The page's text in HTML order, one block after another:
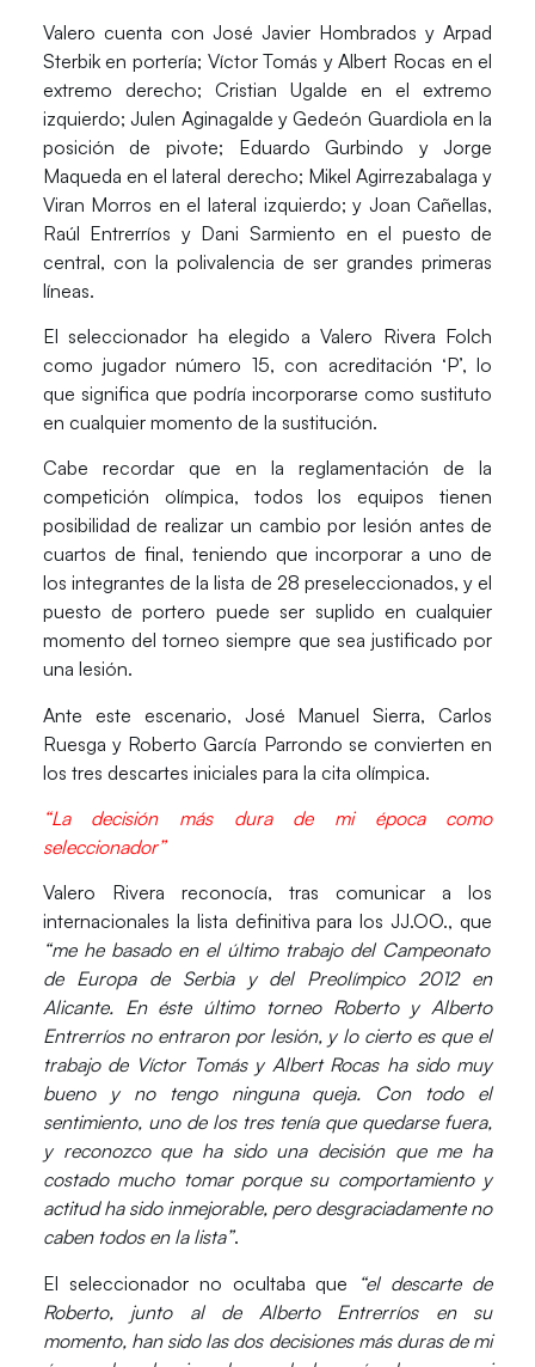
Valero cuenta con José Javier Hombrados yArpad
Sterbiken portería; Víctor Tomás yAlbert Rocas en el
extremo derecho; Cristian Ugalde en el extremo
izquierdo;Julen Aginagalde yGedeón Guardiola en la
posición de pivote; Eduardo Gurbindo yJorge
Maqueda en el lateral derecho; Mikel Agirrezabalaga y
Viran Morros en el lateral izquierdo; y Joan Cañellas,
Raúl Entrerríos y Dani Sarmiento en el puesto de
central, con la polivalencia de ser grandes primeras
líneas.
El seleccionador ha elegido aValero Rivera Folch
como jugador número 15, con acreditación ‘P’, lo
que significa que podría incorporarse como sustituto
en cualquier momento de la sustitución.
Cabe recordar que en la reglamentación de la
competición olímpica, todos los equipos tienen
posibilidad de realizar un cambio por lesión antes de
cuartos de final, teniendo que incorporar a uno de
los integrantes de la lista de 28 preseleccionados, y el
puesto de portero puede ser suplido en cualquier
momento del torneo siempre que sea justificado por
una lesión.
Ante este escenario, José Manuel Sierra,Carlos
Ruesga y Roberto García Parrondo se convierten en
los tres descartes iniciales para la cita olímpica.
“La decisión más dura de mi época como
seleccionador”
Valero Rivera reconocía, tras comunicar a los
internacionales la lista definitiva para los JJ.OO., que
“me he basado en el último trabajo del Campeonato
de Europa de Serbia y del Preolímpico 2012 en
Alicante. En éste último torneo Roberto y Alberto
Entrerríos no entraron por lesión, y lo cierto es que el
trabajo de Víctor Tomás y Albert Rocas ha sido muy
bueno y no tengo ninguna queja. Con todo el
sentimiento, uno de los tres tenía que quedarse fuera,
y reconozco que ha sido una decisión que me ha
costado mucho tomar porque su comportamiento y
actitud ha sido inmejorable, pero desgraciadamente no
caben todos en la lista”.
El seleccionador no ocultaba que
“el descarte de
Roberto, junto al de Alberto Entrerríos en su
momento, han sido las dos decisiones más duras de mi